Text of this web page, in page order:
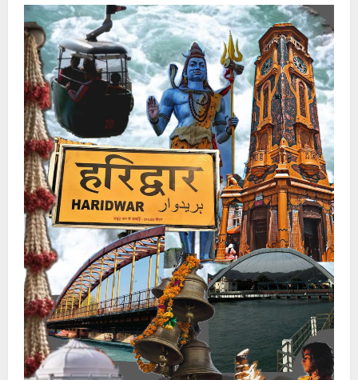
सुप्रीम
कोर्ट
के
फैसले
बदलेंगे
आम
ज़िंदगी